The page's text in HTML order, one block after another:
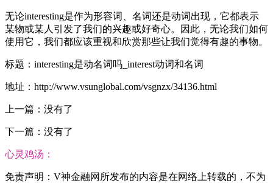
无论interesting是作为形容词、名词还是动词出现，它都表示
某物或某人引发了我们的兴趣或好奇心。因此，无论我们如何
使用它，我们都应该重视和欣赏那些让我们觉得有趣的事物。
标题：interesting是动名词吗_interest动词和名词
地址：http://www.vsunglobal.com/vsgnzx/34136.html
上一篇：没有了
下一篇：没有了
心灵鸡汤：
免责声明：V神金融网所发布的内容是在网络上转载的，不为